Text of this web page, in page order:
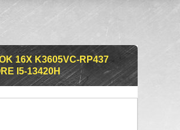
16X K3605VC-RP437
I5-13420H